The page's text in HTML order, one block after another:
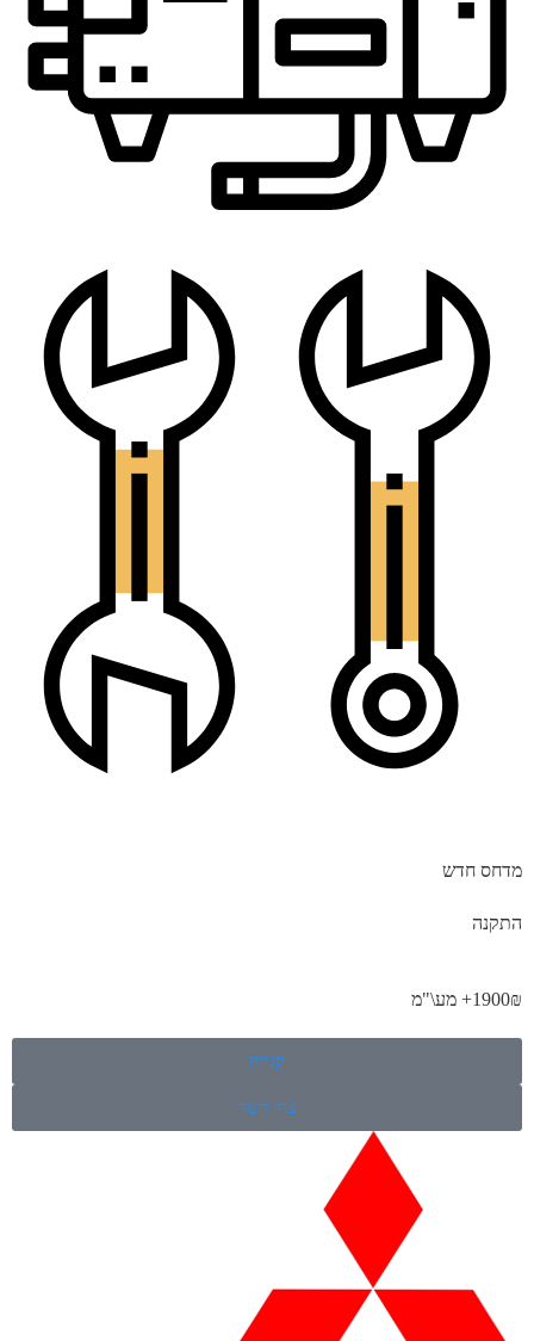
מדחס חדש
התקנה
1900₪+ מע\"מ
קנייה
צור קשר